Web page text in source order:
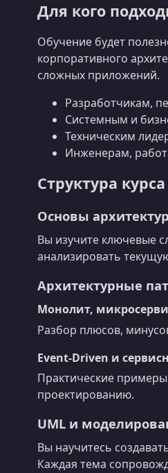
Для кого
Обучение будет
корпоративного
сложных приложений.
Разработчикам,
Системным и
Техническим
Инженерам,
Структура курса
Основы
Вы изучите ключевые
анализировать
Архитектурные
Монолит,
Разбор плюсов,
Event‑Driven и
Практические
проектированию.
UML и
Вы научитесь
Каждая тема